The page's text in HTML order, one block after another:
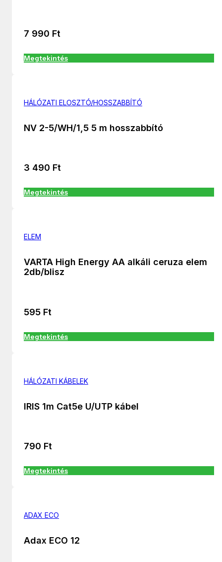
7 990 Ft
Megtekintés
HÁLÓZATI ELOSZTÓ/HOSSZABBÍTÓ
NV 2-5/WH/1,5 5 m hosszabbító
3 490 Ft
Megtekintés
ELEM
VARTA High Energy AA alkáli ceruza elem
2db/blisz
595 Ft
Megtekintés
HÁLÓZATI KÁBELEK
IRIS 1m Cat5e U/UTP kábel
790 Ft
Megtekintés
ADAX ECO
Adax ECO 12